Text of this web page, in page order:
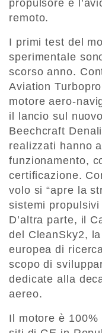
propulsore e
remoto.
I primi test del
sperimentale
scorso anno.
Aviation
motore aero-
il lancio sul
Beechcraft
realizzati hanno
funzionamento,
certificazione.
volo si “apre la
sistemi
D’altra parte, il
del CleanSky2,
europea di
scopo di
dedicate alla
aereo.
Il motore è